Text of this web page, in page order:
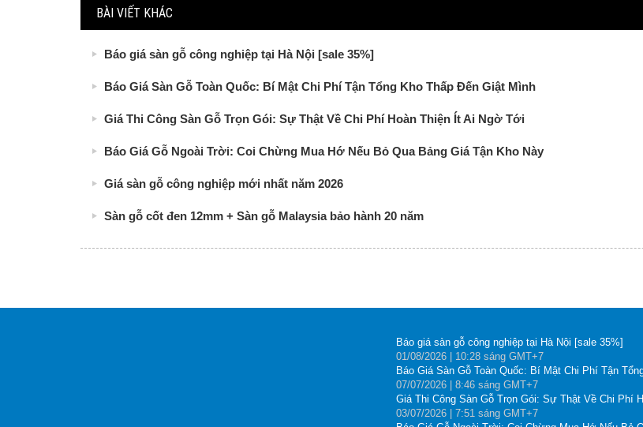
BÀI VIẾT KHÁC
Báo giá sàn gỗ công nghiệp tại Hà Nội [sale 35%]
Báo Giá Sàn Gỗ Toàn Quốc: Bí Mật Chi Phí Tận Tổng Kho Thấp Đến Giật Mình
Giá Thi Công Sàn Gỗ Trọn Gói: Sự Thật Về Chi Phí Hoàn Thiện Ít Ai Ngờ Tới
Báo Giá Gỗ Ngoài Trời: Coi Chừng Mua Hớ Nếu Bỏ Qua Bảng Giá Tận Kho Này
Giá sàn gỗ công nghiệp mới nhất năm 2026
Sàn gỗ cốt đen 12mm + Sàn gỗ Malaysia bảo hành 20 năm
Báo giá sàn gỗ công nghiệp tại Hà Nội [sale 35%]
01/08/2026 | 10:28 sáng GMT+7
Báo Giá Sàn Gỗ Toàn Quốc: Bí Mật Chi Phí Tận
07/07/2026 | 8:46 sáng GMT+7
Giá Thi Công Sàn Gỗ Trọn Gói: Sự Thật Về Chi Phí
03/07/2026 | 7:51 sáng GMT+7